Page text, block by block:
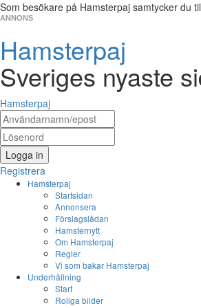
Som besökare på Hamsterpaj samtycker du
ANNONS
Hamsterpaj
Sveriges nyaste
Hamsterpaj
Logga in
Registrera
Hamsterpaj
Startsidan
Annonsera
Förslagslådan
Hamsternytt
Om Hamsterpaj
Regler
Vi som bakar Hamsterpaj
Underhållning
Start
Roliga bilder